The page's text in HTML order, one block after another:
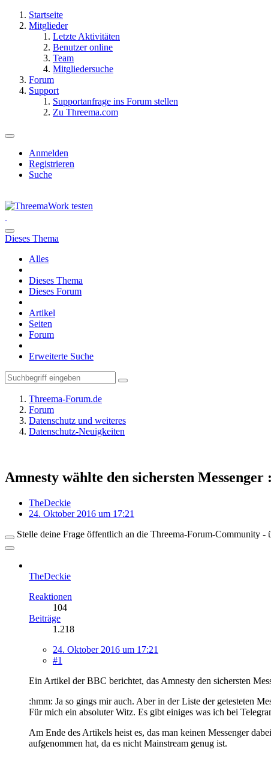
Startseite
Mitglieder
Letzte Aktivitäten
Benutzer online
Team
Mitgliedersuche
Forum
Support
Supportanfrage ins Forum stellen
Zu Threema.com
Anmelden
Registrieren
Suche
Dieses Thema
Alles
Dieses Thema
Dieses Forum
Artikel
Seiten
Forum
Erweiterte Suche
Threema-Forum.de
Forum
Datenschutz und weiteres
Datenschutz-Neuigkeiten
Amnesty wählte den sichersten
TheDeckie
24. Oktober 2016 um 17:21
Stelle deine Frage öffentlich an die Threema-Forum-Community
TheDeckie
Reaktionen
104
Beiträge
1.218
24. Oktober 2016 um 17:21
#1
Ein Artikel der BBC berichtet, das Amnesty den sichersten
:hmm: Ja so gings mir auch. Aber in der Liste der getesteten
Für mich ein absoluter Witz. Es gibt einiges was ich bei
Am Ende des Artikels heist es, das man keinen Messenger
aufgenommen hat, da es nicht Mainstream genug ist.